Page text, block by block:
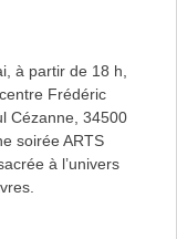
à partir de 18 h,
Frédéric
Cézanne, 34500
soirée ARTS
à l’univers